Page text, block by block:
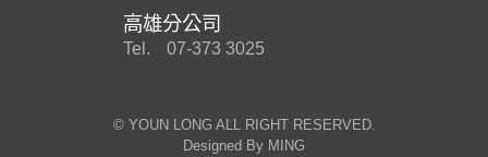
高雄分公司
Tel. 07-373 3025
©︎ YOUN LONG ALL RIGHT RESERVED.
Designed By MING